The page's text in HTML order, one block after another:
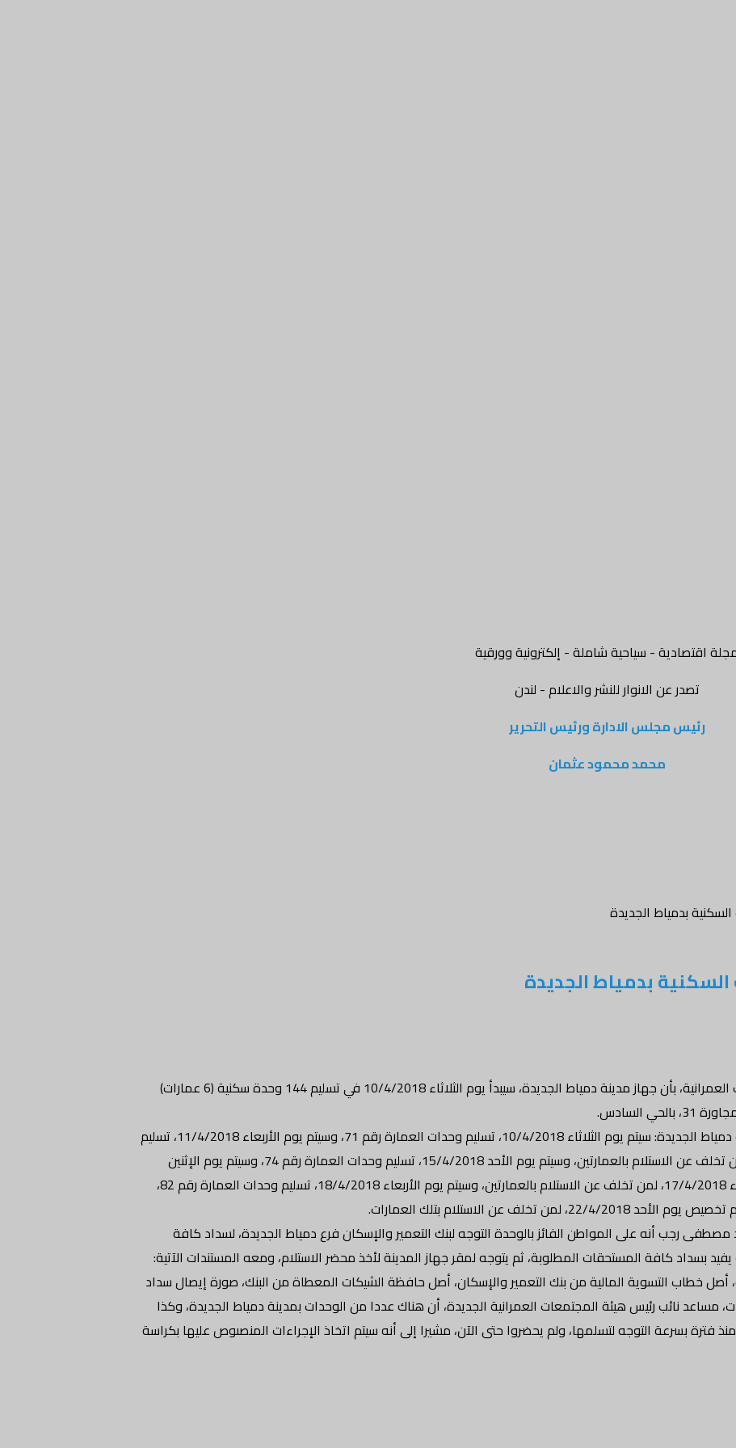
اقتصادية - سياحية شاملة - إلكترونية وورقية
تصدر عن الانوار للنشر والاعلام - لندن
رئيس مجلس الادارة ورئيس التحرير
محمد محمود عثمان
بدمياط الجديدة
بدمياط الجديدة
صرح الدكتور مصطفى مدبولى، وزير الإسكان والمرافق والمجتمعات العمرانية، بأن جهاز مدينة دمياط الجديدة، سيبدأ يوم الثلاثاء 10/4/2018 في تسليم 144 وحدة سكنية (6 عمارات)
وقال المهندس محمد السيد مصطفى رجب، رئيس جهاز تنمية مدينة دمياط الجديدة: سيتم يوم الثلاثاء 10/4/2018، تسليم وحدات العمارة رقم 71، وسيتم يوم الأربعاء 11/4/2018، تسليم
وحدات العمارة رقم 52، وتم تخصيص يوم الخميس 12/4/2018، لمن تخلف عن الاستلام بالعمارتين، وسيتم يوم الأحد 15/4/2018، تسليم وحدات العمارة رقم 74، وسيتم يوم الإثنين
16/4/2018، تسليم وحدات العمارة رقم 28، وتم تخصيص يوم الثلاثاء 17/4/2018، لمن تخلف عن الاستلام بالعمارتين، وسيتم يوم الأربعاء 18/4/2018، تسليم وحدات العمارة رقم 82،
رجب أنه على المواطن الفائز بالوحدة التوجه لبنك التعمير والإسكان فرع دمياط الجديدة، لسداد كافة
بسداد كافة المستحقات المطلوبة، ثم يتوجه لمقر جهاز المدينة لأخذ محضر الاستلام، ومعه المستندات الآتية:
أصل خطاب التسوية المالية من بنك التعمير والإسكان، أصل حافظة الشيكات المعطاة من البنك، صورة إيصال سداد
نائب رئيس هيئة المجتمعات العمرانية الجديدة، أن هناك عددا من الوحدات بمدينة دمياط الجديدة، وكذا
فترة بسرعة التوجه لتسلمها، ولم يحضروا حتى الآن، مشيرا إلى أنه سيتم اتخاذ الإجراءات المنصىوص عليها بكراسة